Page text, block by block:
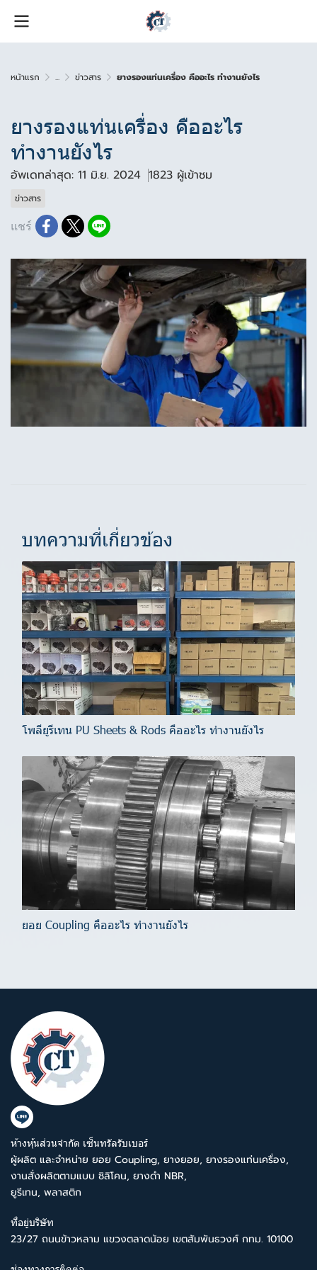
หน้าแรก ... ข่าวสาร ยางรองแท่นเครื่อง คืออะไร ทำงานยังไร
ยางรองแท่นเครื่อง คืออะไร
ทำงานยังไร
อัพเดทล่าสุด: 11 มิ.ย. 2024 1823 ผู้เข้าชม
ข่าวสาร
แชร์
บทความที่เกี่ยวข้อง
โพลียูรีเทน PU Sheets & Rods คืออะไร ทำงานยังไร
ยอย Coupling คืออะไร ทำงานยังไร
ห้างหุ้นส่วนจำกัด เซ็นทรัลรับเบอร์
ผู้ผลิต และจำหน่าย ยอย Coupling, ยางยอย, ยางรองแท่นเครื่อง,
งานสั่งผลิตตามแบบ ซิลิโคน, ยางดำ NBR,
ยูรีเทน, พลาสติก
ที่อยู่บริษัท
23/27 ถนนข้าวหลาม แขวงตลาดน้อย เขตสัมพันธวงศ์ กทม. 10100